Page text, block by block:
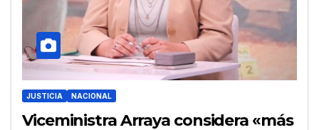
JUSTICIA NACIONAL
Viceministra Arraya considera «más